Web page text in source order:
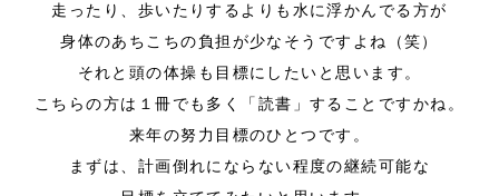
走ったり、歩いたりするよりも水に浮かんでる方が
身体のあちこちの負担が少なそうですよね（笑）
それと頭の体操も目標にしたいと思います。
こちらの方は１冊でも多く「読書」することですかね。
来年の努力目標のひとつです。
まずは、計画倒れにならない程度の継続可能な